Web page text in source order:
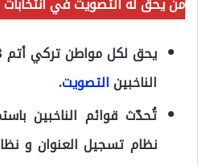
الناخبينالتصويت.
تُحدّث قوائم الناخبين
نظام تسجيل العنوان و